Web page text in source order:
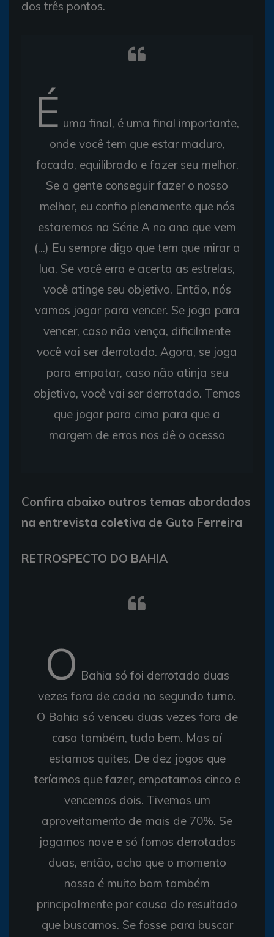
dos três pontos.
É uma final, é uma final importante,
onde você tem que estar maduro,
focado, equilibrado e fazer seu melhor.
Se a gente conseguir fazer o nosso
melhor, eu confio plenamente que nós
estaremos na Série A no ano que vem
(...) Eu sempre digo que tem que mirar a
lua. Se você erra e acerta as estrelas,
você atinge seu objetivo. Então, nós
vamos jogar para vencer. Se joga para
vencer, caso não vença, dificilmente
você vai ser derrotado. Agora, se joga
para empatar, caso não atinja seu
objetivo, você vai ser derrotado. Temos
que jogar para cima para que a
margem de erros nos dê o acesso
Confira abaixo outros temas abordados
na entrevista coletiva de Guto Ferreira
RETROSPECTO DO BAHIA
O Bahia só foi derrotado duas
vezes fora de cada no segundo turno.
O Bahia só venceu duas vezes fora de
casa também, tudo bem. Mas aí
estamos quites. De dez jogos que
teríamos que fazer, empatamos cinco e
vencemos dois. Tivemos um
aproveitamento de mais de 70%. Se
jogamos nove e só fomos derrotados
duas, então, acho que o momento
nosso é muito bom também
principalmente por causa do resultado
que buscamos. Se fosse para buscar